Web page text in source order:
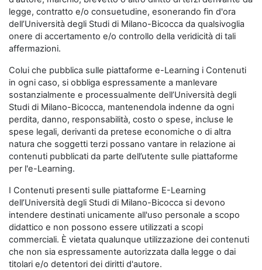
legge, contratto e/o consuetudine, esonerando fin d'ora
dell’Università degli Studi di Milano-Bicocca da qualsivoglia
onere di accertamento e/o controllo della veridicità di tali
affermazioni.
Colui che pubblica sulle piattaforme e-Learning i Contenuti
in ogni caso, si obbliga espressamente a manlevare
sostanzialmente e processualmente dell’Università degli
Studi di Milano-Bicocca, mantenendola indenne da ogni
perdita, danno, responsabilità, costo o spese, incluse le
spese legali, derivanti da pretese economiche o di altra
natura che soggetti terzi possano vantare in relazione ai
contenuti pubblicati da parte dell’utente sulle piattaforme
per l'e-Learning.
I Contenuti presenti sulle piattaforme E-Learning
dell’Università degli Studi di Milano-Bicocca si devono
intendere destinati unicamente all'uso personale a scopo
didattico e non possono essere utilizzati a scopi
commerciali. È vietata qualunque utilizzazione dei contenuti
che non sia espressamente autorizzata dalla legge o dai
titolari e/o detentori dei diritti d'autore.